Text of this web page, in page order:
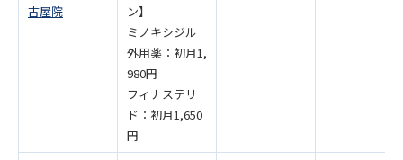
古屋院
ン】
ミノキシジル
外用薬：初月1,
980円
フィナステリ
ド：初月1,650
円